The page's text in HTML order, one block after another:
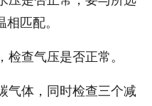
匹配。
查气压是否正常。
气体，同时检查三个减